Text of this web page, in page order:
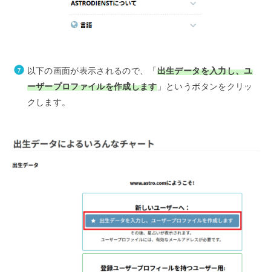
以下の画面が表示されるので、「出生データを入力し、ユ
ーザープロファイルを作成します」というボタンをクリッ
クします。